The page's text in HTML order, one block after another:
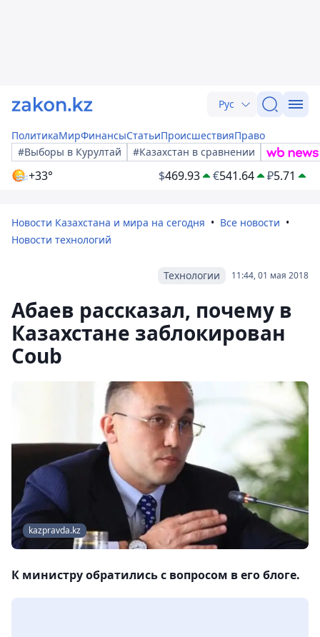
Рус
ПолитикаМирФинансыСтатьиПроисшествияПраво
#Выборы в Курултай
#Казахстан в сравнении
+33° $469.93 €541.64 ₽5.71
Новости Казахстана и мира на сегодня
Все новости
Новости технологий
11:44, 01 мая 2018
Технологии
Абаев рассказал, почему в
Казахстане заблокирован
Coub
kazpravda.kz
К министру обратились с вопросом в его блоге.